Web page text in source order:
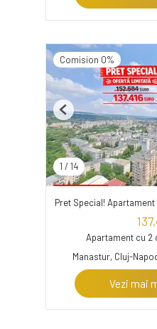
Comision 0%
1 / 14
Previous
Pret Special!
Apartament cu 2
Manastur, Cluj-
Vezi mai